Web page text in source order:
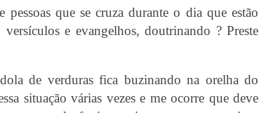
que se cruza durante o dia que estão
e evangelhos, doutrinando ? Preste
de verduras fica buzinando na orelha do
situação várias vezes e me ocorre que deve